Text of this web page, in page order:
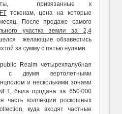
привязанные к
токенам, цена на которые
После продаже самого
участка земли за 2,4
желающие обзавестись
за сумму с пятью нулями.
Realm четырехпалубная
с двумя вертолетными
и несколькими зонами
была продана за 650.000
часть коллекции роскошных
куда входят частные